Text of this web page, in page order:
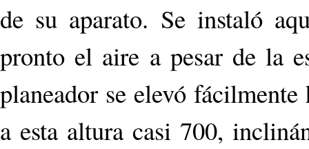
de su aparato. Se instaló
pronto el aire a pesar de la
planeador se elevó
a esta altura casi 700,